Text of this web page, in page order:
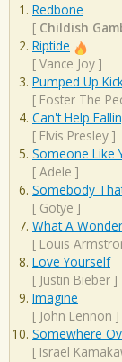
Redbone
[ Childish
Riptide
[ Vance Joy ]
Pumped Up
[ Foster The
Can't Help
[ Elvis Presley ]
Someone Like
[ Adele ]
Somebody
[ Gotye ]
What A
[ Louis
Love Yourself
[ Justin Bieber ]
Imagine
[ John Lennon ]
Somewhere
[ Israel